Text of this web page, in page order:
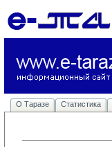
О Таразе Статистика